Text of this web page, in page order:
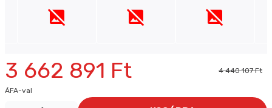
CÉGÜNK
SZABÁLYZAT